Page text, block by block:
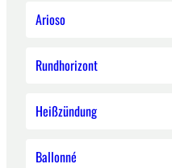
Arioso
Rundhorizont
Heißzündung
Ballonné